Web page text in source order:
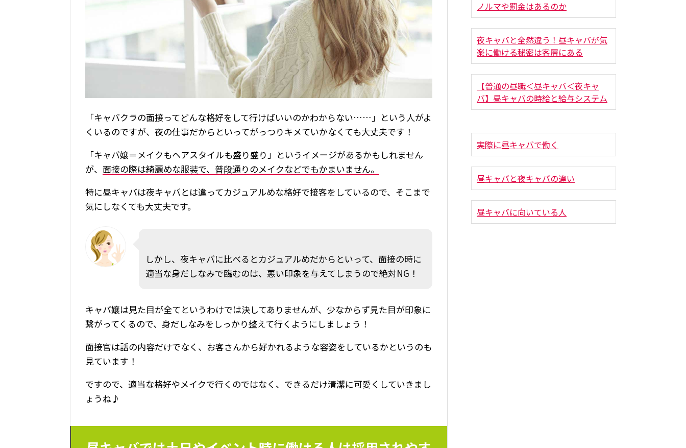
「キャバクラの面接ってどんな格好をして行けばいいのかわからない……」という人がよ
くいるのですが、夜の仕事だからといってがっつりキメていかなくても大丈夫です！
「キャバ嬢＝メイクもヘアスタイルも盛り盛り」というイメージがあるかもしれません
が、 面接の際は綺麗めな服装で、普段通りのメイクなどでもかまいません。
特に昼キャバは夜キャバとは違ってカジュアルめな格好で接客をしているので、そこまで
気にしなくても大丈夫です。
しかし、夜キャバに比べるとカジュアルめだからといって、面接の時に
適当な身だしなみで臨むのは、悪い印象を与えてしまうので絶対NG！
キャバ嬢は見た目が全てというわけでは決してありませんが、少なからず見た目が印象に
繋がってくるので、身だしなみをしっかり整えて行くようにしましょう！
面接官は話の内容だけでなく、お客さんから好かれるような容姿をしているかというのも
見ています！
ですので、適当な格好やメイクで行くのではなく、できるだけ清潔に可愛くしていきまし
ょうね♪
ノルマや罰金はあるのか
夜キャバと全然違う！昼キャバが気
楽に働ける秘密は客層にある
【普通の昼職＜昼キャバ＜夜キャ
バ】昼キャバの時給と給与システム
実際に昼キャバで働く
昼キャバと夜キャバの違い
昼キャバに向いている人